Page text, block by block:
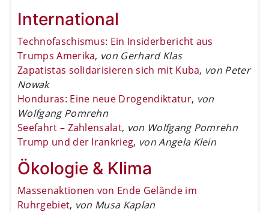
International
Technofaschismus: Ein Insiderbericht aus
Trumps Amerika, von Gerhard Klas
Zapatistas solidarisieren sich mit Kuba, von Peter
Nowak
Honduras: Eine neue Drogendiktatur, von
Wolfgang Pomrehn
Seefahrt – Zahlensalat, von Wolfgang Pomrehn
Trump und der Irankrieg, von Angela Klein
Ökologie & Klima
Massenaktionen von Ende Gelände im
Ruhrgebiet, von Musa Kaplan